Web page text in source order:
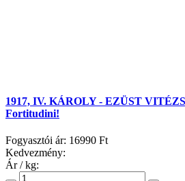
1917, IV. KÁROLY - EZÜST
Fortitudini!
Fogyasztói ár: 16990 Ft
Kedvezmény:
Ár / kg: